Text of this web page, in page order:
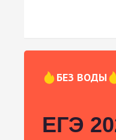
БЕЗ ВОДЫ
ЕГЭ